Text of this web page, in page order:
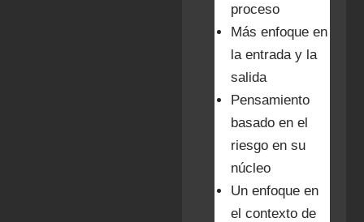
proceso
Más enfoque en
la entrada y la
salida
Pensamiento
basado en el
riesgo en su
núcleo
Un enfoque en
el contexto de